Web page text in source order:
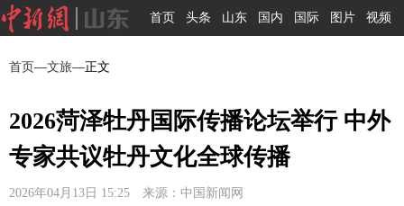
首页 头条 山东 国内 国际 图片 视频
首页—文旅—正文
2026菏泽牡丹国际传播论坛举行 中外
专家共议牡丹文化全球传播
2026年04月13日 15:25 来源：中国新闻网